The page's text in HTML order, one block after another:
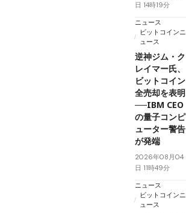
日 14時19分
ニュース
ビットコインニ
ュース
逆神ジム・ク
レイマー氏、
ビットコイン
全売却を表明
──IBM CEO
の量子コンピ
ューター警告
が発端
2026年08月04
日 11時49分
ニュース
ビットコインニ
ュース